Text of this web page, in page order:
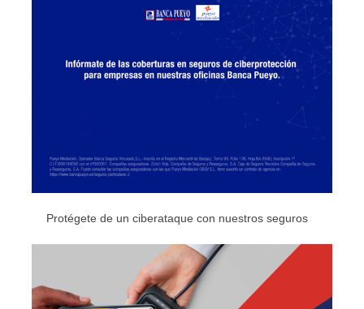
Protégete de un ciberataque con nuestros seguros